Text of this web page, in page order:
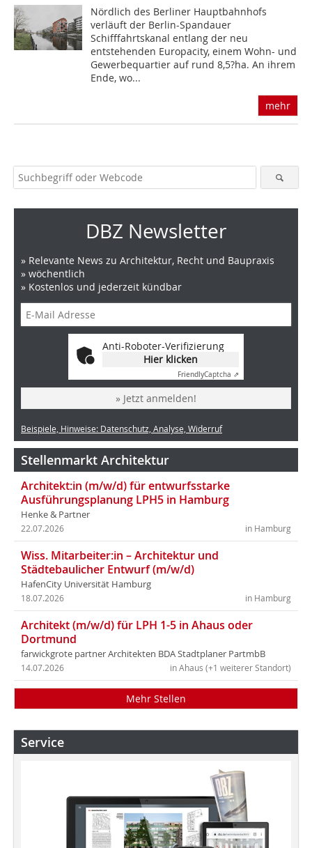
Nördlich des Berliner Hauptbahnhofs
verläuft der Berlin-Spandauer
Schifffahrtskanal entlang der neu
entstehenden Europacity, einem Wohn- und
Gewerbequartier auf rund 8,5?ha. An ihrem
Ende, wo...
mehr
DBZ Newsletter
» Relevante News zu Architektur, Recht und Baupraxis
» wöchentlich
» Kostenlos und jederzeit kündbar
Anti-Roboter-Verifizierung
Hier klicken
FriendlyCaptcha ⇗
» Jetzt anmelden!
Beispiele, Hinweise: Datenschutz, Analyse, Widerruf
Stellenmarkt Architektur
Architekt:in (m/w/d) für entwurfsstarke
Ausführungsplanung LPH5 in Hamburg
Henke & Partner
in Hamburg
22.07.2026
Wiss. Mitarbeiter:in – Architektur und
Städtebaulicher Entwurf (m/w/d)
HafenCity Universität Hamburg
in Hamburg
18.07.2026
Architekt (m/w/d) für LPH 1-5 in Ahaus oder
Dortmund
farwickgrote partner Architekten BDA Stadtplaner PartmbB
in Ahaus (+1 weiterer Standort)
14.07.2026
Mehr Stellen
Service